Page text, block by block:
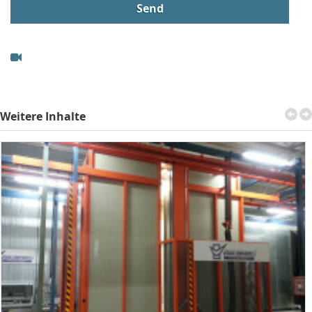
Weitere Inhalte